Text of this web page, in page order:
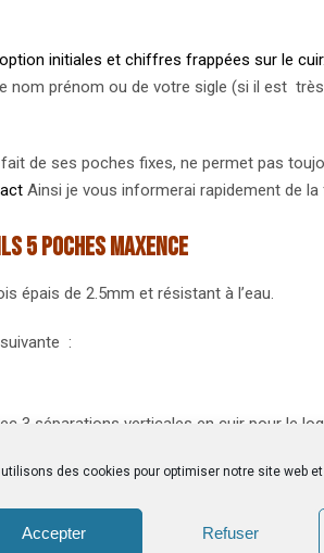
des cookies pour optimiser notre site web
Accepter Refuser
initiales et chiffres frappées sur le cuir.
nom prénom ou de votre sigle (si il est
de ses poches fixes, ne permet pas
Ainsi je vous informerai rapidement de
poches MAXENCE
épais de 2.5mm et résistant à l’eau.
:
3 séparations verticales en cuir pour le